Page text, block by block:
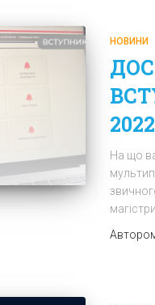
НОВИНИ
На що